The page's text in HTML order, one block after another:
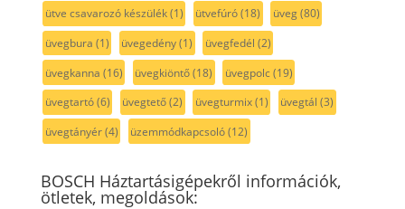
ütve csavarozó készülék(1) ütvefúró(18) üveg(80)
üvegbura (1) üvegedény(1) üvegfedél (2)
üvegkanna (16) üvegkiöntő(18) üvegpolc(19)
üvegtartó(6) üvegtető(2) üvegturmix(1) üvegtál (3)
üvegtányér(4) üzemmódkapcsoló(12)
BOSCH Háztartásigépekről információk,
ötletek, megoldások: